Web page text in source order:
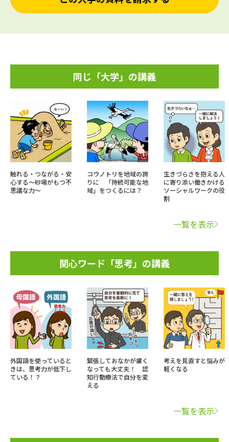
同じ「大学」の講義
触れる・つながる・安
心する～砂場がもつ不
思議な力～
コウノトリを地域の誇
りに 「持続可能な地
域」をつくるには？
生きづらさを抱える人
に寄り添い働きかける
ソーシャルワークの役
割
一覧を表示
関心ワード「思考」の講義
外国語を使っていると
きは、思考力が低下し
ている！？
緊張しておなかが痛く
なっても大丈夫！ 認
知行動療法で自分を変
える
考えを見直すと悩みが
軽くなる
一覧を表示